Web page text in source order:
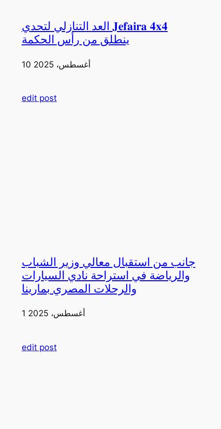
العد التنازلي لتحدي 𝐉𝐞𝐟𝐚𝐢𝐫𝐚 𝟒𝐱𝟒
ينطلق من رأس الحكمة
10 أغسطس، 2025
edit post
جانب من استقبال معالي وزير الشباب
والرياضة في استراحة نادي السيارات
والرحلات المصري بمارينا
1 أغسطس، 2025
edit post